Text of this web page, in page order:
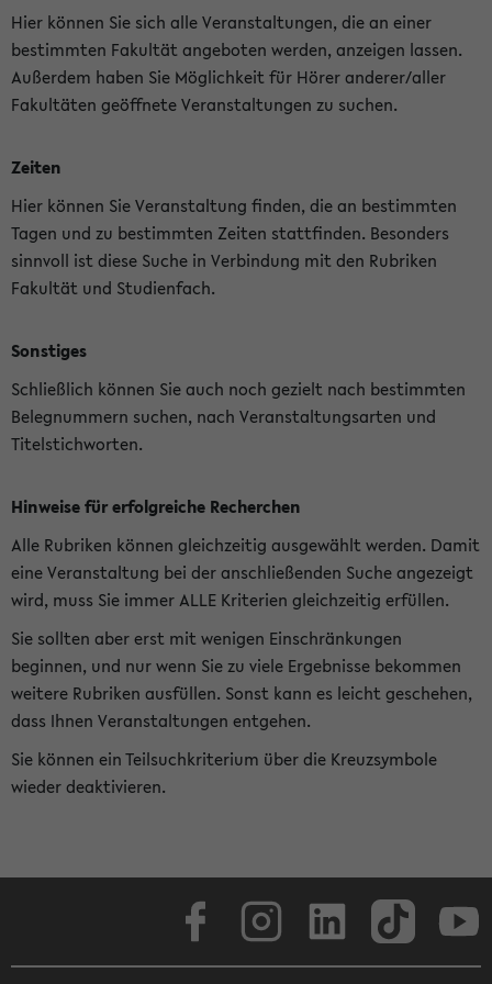
Hier können Sie sich alle Veranstaltungen, die an einer
bestimmten Fakultät angeboten werden, anzeigen lassen.
Außerdem haben Sie Möglichkeit für Hörer anderer/aller
Fakultäten geöffnete Veranstaltungen zu suchen.
Zeiten
Hier können Sie Veranstaltung finden, die an bestimmten
Tagen und zu bestimmten Zeiten stattfinden. Besonders
sinnvoll ist diese Suche in Verbindung mit den Rubriken
Fakultät und Studienfach.
Sonstiges
Schließlich können Sie auch noch gezielt nach bestimmten
Belegnummern suchen, nach Veranstaltungsarten und
Titelstichworten.
Hinweise für erfolgreiche Recherchen
Alle Rubriken können gleichzeitig ausgewählt werden. Damit
eine Veranstaltung bei der anschließenden Suche angezeigt
wird, muss Sie immer ALLE Kriterien gleichzeitig erfüllen.
Sie sollten aber erst mit wenigen Einschränkungen
beginnen, und nur wenn Sie zu viele Ergebnisse bekommen
weitere Rubriken ausfüllen. Sonst kann es leicht geschehen,
dass Ihnen Veranstaltungen entgehen.
Sie können ein Teilsuchkriterium über die Kreuzsymbole
wieder deaktivieren.